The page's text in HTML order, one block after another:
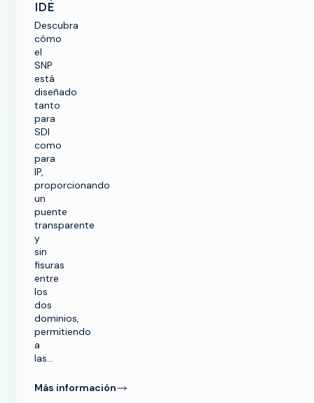
IDE
Descubra
cómo
el
SNP
está
diseñado
tanto
para
SDI
como
para
IP,
proporcionando
un
puente
transparente
y
sin
fisuras
entre
los
dos
dominios,
permitiendo
a
las...
Más información